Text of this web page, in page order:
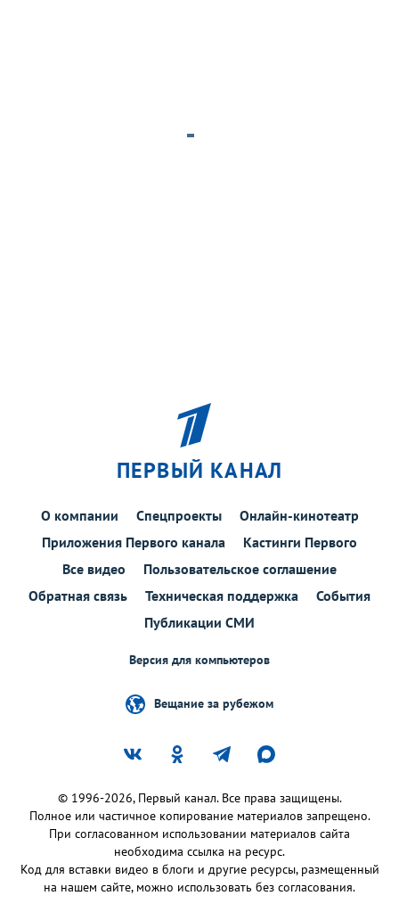
ПЕРВЫЙ КАНАЛ
О компании Спецпроекты
Онлайн-кинотеатр
Приложения Первого канала
Кастинги Первого
Все видео
Пользовательское соглашение
Обратная связь
Техническая поддержка
События
Публикации СМИ
Версия для компьютеров
Вещание за рубежом
© 1996-2026, Первый канал. Все права защищены.
Полное или частичное копирование материалов запрещено.
При согласованном использовании материалов сайта
необходима ссылка на ресурс.
Код для вставки видео в блоги и другие ресурсы, размещенный
на нашем сайте, можно использовать без согласования.